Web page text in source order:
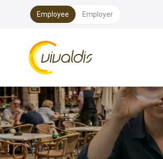
Employee Employer
Vivaldis Interim